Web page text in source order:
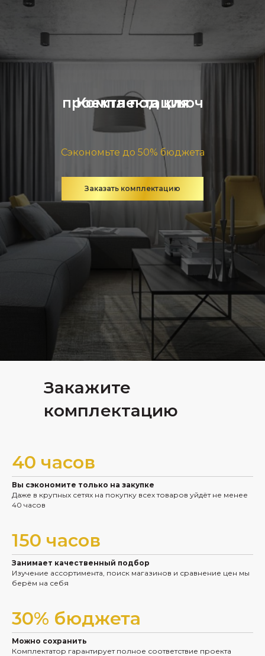
Комплектация проекта под ключ
Заказать комплектацию
Сэкономьте до 50% бюджета
Закажите
комплектацию
40 часов
Вы сэкономите только на закупке
Даже в крупных сетях на покупку всех товаров уйдёт не менее
40 часов
150 часов
Занимает качественный подбор
Изучение ассортимента, поиск магазинов и сравнение цен мы
берём на себя
30% бюджета
Можно сохранить
Комплектатор гарантирует полное соответствие проекта